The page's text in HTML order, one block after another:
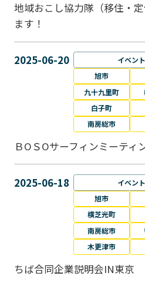
地域おこし協力隊（移住・
ます！
2025-06-20 イベント
旭市
九十九里町
白子町
南房総市
ＢОＳОサーフィンミーティ
2025-06-18 イベント
旭市
横芝光町
南房総市
木更津市
ちば合同企業説明会IN東京